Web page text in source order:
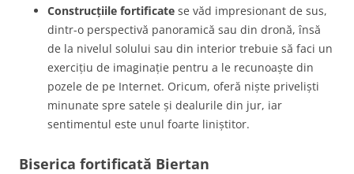
Construcțiile fortificate se văd impresionant de sus,
dintr-o perspectivă panoramică sau din dronă, însă
de la nivelul solului sau din interior trebuie să faci un
exercițiu de imaginație pentru a le recunoaște din
pozele de pe Internet. Oricum, oferă niște priveliști
minunate spre satele și dealurile din jur, iar
sentimentul este unul foarte liniștitor.
Biserica fortificată Biertan